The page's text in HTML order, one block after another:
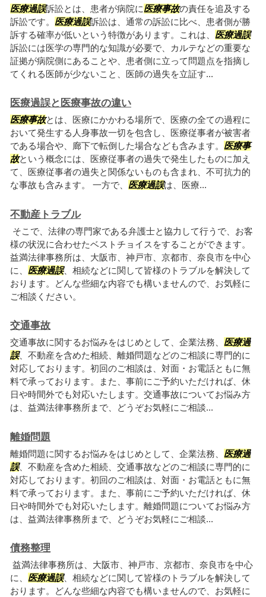
医療過誤訴訟とは、患者が病院に医療事故の責任を追及する
訴訟です。 医療過誤訴訟は、通常の訴訟に比べ、患者側が勝
訴する確率が低いという特徴があります。これは、 医療過誤
訴訟には医学の専門的な知識が必要で、カルテなどの重要な
証拠が病院側にあることや、患者側に立って問題点を指摘し
てくれる医師が少ないこと、医師の過失を立証す...
医療過誤と医療事故の違い
医療事故とは、医療にかかわる場所で、医療の全ての過程に
おいて発生する人身事故一切を包含し、医療従事者が被害者
である場合や、廊下で転倒した場合なども含みます。 医療事
故という概念には、医療従事者の過失で発生したものに加え
て、医療従事者の過失と関係ないものも含まれ、不可抗力的
な事故も含みます。 一方で、 医療過誤は、医療...
不動産トラブル
そこで、法律の専門家である弁護士と協力して行うで、お客
様の状況に合わせたベストチョイスをすることができます。
益満法律事務所は、大阪市、神戸市、京都市、奈良市を中心
に、 医療過誤、相続などに関して皆様のトラブルを解決して
おります。どんな些細な内容でも構いませんので、お気軽に
ご相談ください。
交通事故
交通事故に関するお悩みをはじめとして、企業法務、 医療過
誤、不動産を含めた相続、離婚問題などのご相談に専門的に
対応しております。初回のご相談は、対面・お電話ともに無
料で承っております。また、事前にご予約いただければ、休
日や時間外でも対応いたします。交通事故についてお悩み方
は、益満法律事務所まで、どうぞお気軽にご相談...
離婚問題
離婚問題に関するお悩みをはじめとして、企業法務、 医療過
誤、不動産を含めた相続、交通事故などのご相談に専門的に
対応しております。初回のご相談は、対面・お電話ともに無
料で承っております。また、事前にご予約いただければ、休
日や時間外でも対応いたします。離婚問題についてお悩み方
は、益満法律事務所まで、どうぞお気軽にご相談...
債務整理
益満法律事務所は、大阪市、神戸市、京都市、奈良市を中心
に、 医療過誤、相続などに関して皆様のトラブルを解決して
おります。どんな些細な内容でも構いませんので、お気軽に